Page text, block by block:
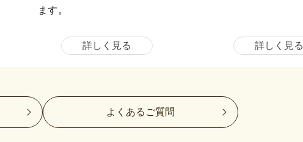
ます。
詳しく見る 詳しく見る
よくあるご質問